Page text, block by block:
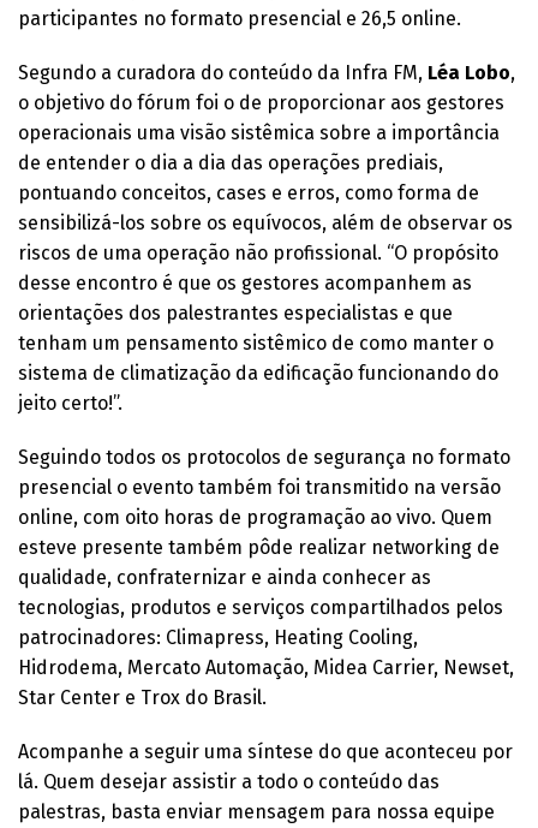
participantes no formato presencial e 26,5 online.
Segundo a curadora do conteúdo da Infra FM, Léa Lobo,
o objetivo do fórum foi o de proporcionar aos gestores
operacionais uma visão sistêmica sobre a importância
de entender o dia a dia das operações prediais,
pontuando conceitos, cases e erros, como forma de
sensibilizá-los sobre os equívocos, além de observar os
riscos de uma operação não profissional. “O propósito
desse encontro é que os gestores acompanhem as
orientações dos palestrantes especialistas e que
tenham um pensamento sistêmico de como manter o
sistema de climatização da edificação funcionando do
jeito certo!”.
Seguindo todos os protocolos de segurança no formato
presencial o evento também foi transmitido na versão
online, com oito horas de programação ao vivo. Quem
esteve presente também pôde realizar networking de
qualidade, confraternizar e ainda conhecer as
tecnologias, produtos e serviços compartilhados pelos
patrocinadores: Climapress, Heating Cooling,
Hidrodema, Mercato Automação, Midea Carrier, Newset,
Star Center e Trox do Brasil.
Acompanhe a seguir uma síntese do que aconteceu por
lá. Quem desejar assistir a todo o conteúdo das
palestras, basta enviar mensagem para nossa equipe